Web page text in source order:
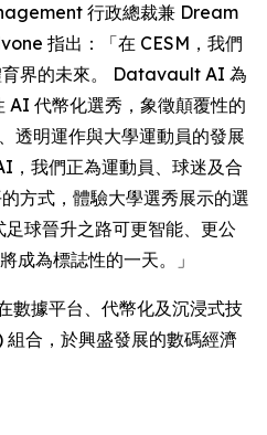
行政總裁兼 Dream
指出：「在 CESM，我們
育界的未來。 Datavault AI 為
代幣化選秀，象徵顛覆性的
透明運作與大學運動員的發展
，我們正為運動員、球迷及合
方式，體驗大學選秀展示的選
球晉升之路可更智能、更公
成為標誌性的一天。」
據平台、代幣化及沉浸式技
合，於興盛發展的數碼經濟